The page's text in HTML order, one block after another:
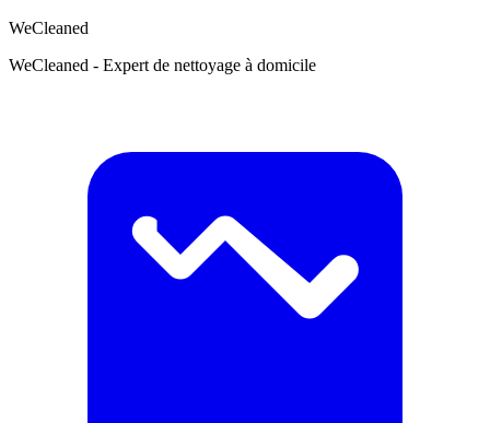
WeCleaned
WeCleaned - Expert de nettoyage à domicile